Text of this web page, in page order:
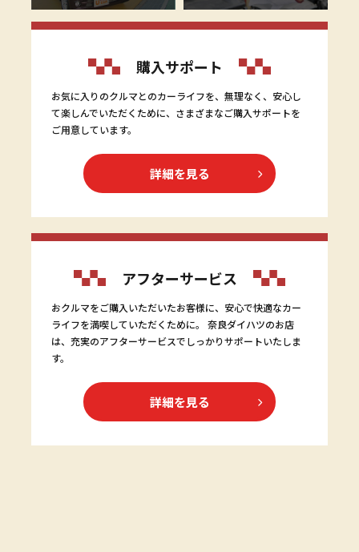
購入サポート
お気に入りのクルマとのカーライフを、無理なく、安心し
て楽しんでいただくために、さまざまなご購入サポートを
ご用意しています。
詳細を見る
アフターサービス
おクルマをご購入いただいたお客様に、安心で快適なカー
ライフを満喫していただくために。 奈良ダイハツのお店
は、充実のアフターサービスでしっかりサポートいたしま
す。
詳細を見る